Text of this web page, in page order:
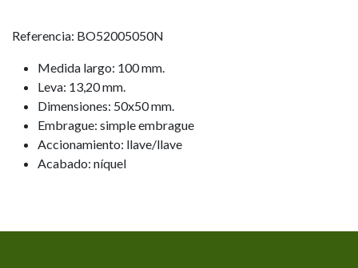
Referencia: BO52005050N
Medida largo: 100 mm.
Leva: 13,20 mm.
Dimensiones: 50x50 mm.
Embrague: simple embrague
Accionamiento: llave/llave
Acabado: níquel